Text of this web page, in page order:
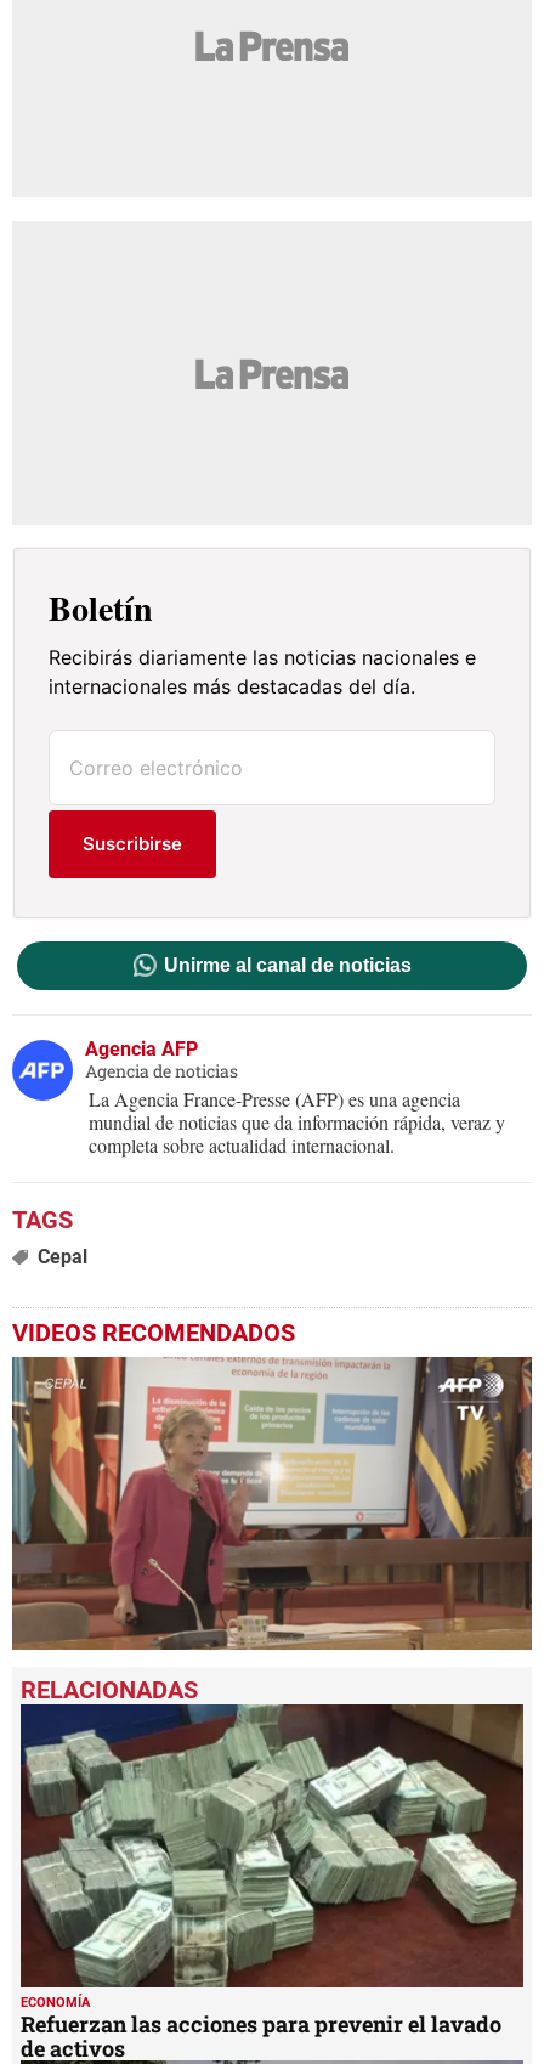
Boletín
Recibirás diariamente las noticias nacionales e
internacionales más destacadas del día.
Suscribirse
Unirme al canal de noticias
Agencia AFP
Agencia de noticias
La Agencia France-Presse (AFP) es una agencia
mundial de noticias que da información rápida, veraz y
completa sobre actualidad internacional.
Cepal
VIDEOS RECOMENDADOS
seconds
of
minute,
54
seconds
ECONOMÍA
Refuerzan las acciones para prevenir el lavado
de activos